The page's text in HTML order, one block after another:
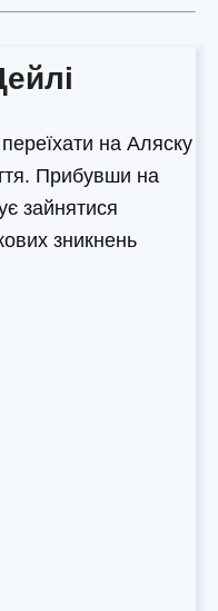
на Аляску
Прибувши на
зайнятися
зникнень